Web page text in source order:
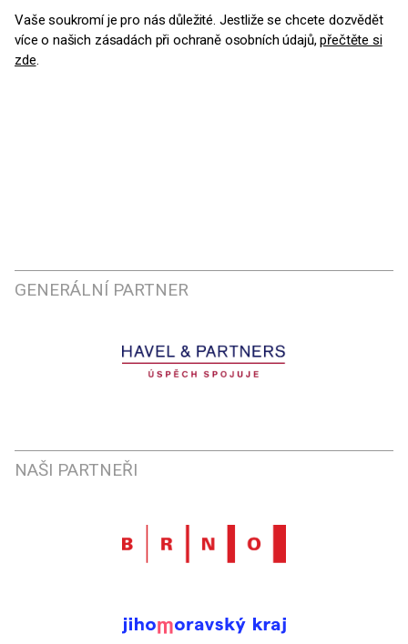
Vaše soukromí je pro nás důležité. Jestliže se chcete dozvědět
více o našich zásadách při ochraně osobních údajů,přečtěte si
zde.
GENERÁLNÍ PARTNER
NAŠI PARTNEŘI